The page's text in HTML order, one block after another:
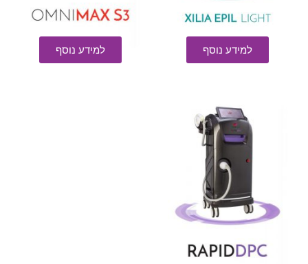
למידע נוסף למידע נוסף